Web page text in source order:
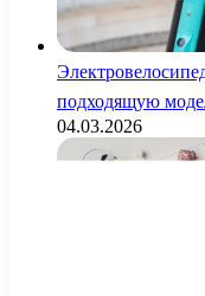
подходящую
04.03.2026